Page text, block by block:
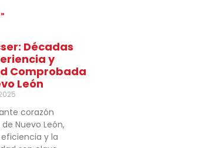
Décadas
y
Comprobada
León
corazón
Nuevo León,
y la